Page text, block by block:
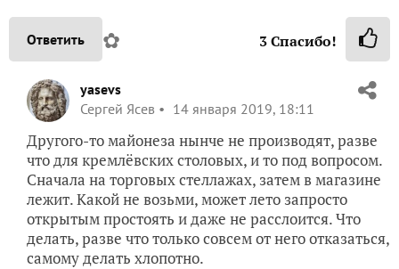
Ответить ✿ 3Спасибо!
yasevs
Сергей Ясев
14 января 2019, 18:11
Другого-то майонеза нынче не производят, разве
что для кремлёвских столовых, и то под вопросом.
Сначала на торговых стеллажах, затем в магазине
лежит. Какой не возьми, может лето запросто
открытым простоять и даже не расслоится. Что
делать, разве что только совсем от него отказаться,
самому делать хлопотно.